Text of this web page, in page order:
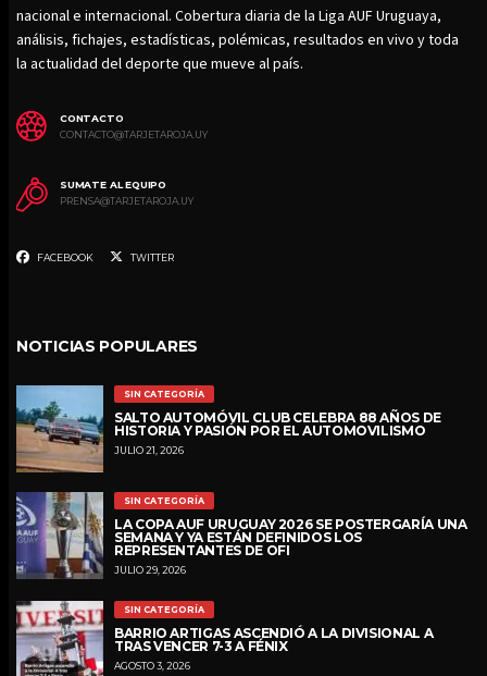
nacional e internacional. Cobertura diaria de la Liga AUF Uruguaya,
análisis, fichajes, estadísticas, polémicas, resultados en vivo y toda
la actualidad del deporte que mueve al país.
CONTACTO
CONTACTO@TARJETAROJA.UY
SUMATE AL EQUIPO
PRENSA@TARJETAROJA.UY
FACEBOOK TWITTER
NOTICIAS POPULARES
SIN CATEGORÍA
SALTO AUTOMÓVIL CLUB CELEBRA 88 AÑOS DE
HISTORIA Y PASIÓN POR EL AUTOMOVILISMO
JULIO 21, 2026
SIN CATEGORÍA
LA COPA AUF URUGUAY 2026 SE POSTERGARÍA UNA
SEMANA Y YA ESTÁN DEFINIDOS LOS
REPRESENTANTES DE OFI
JULIO 29, 2026
SIN CATEGORÍA
BARRIO ARTIGAS ASCENDIÓ A LA DIVISIONAL A
TRAS VENCER 7-3 A FÉNIX
AGOSTO 3, 2026